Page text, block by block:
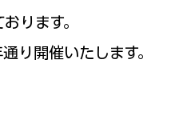
ります。
り 開催いたします。